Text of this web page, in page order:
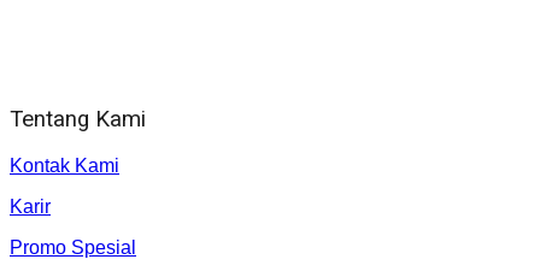
Tentang Kami
Kontak Kami
Karir
Promo Spesial